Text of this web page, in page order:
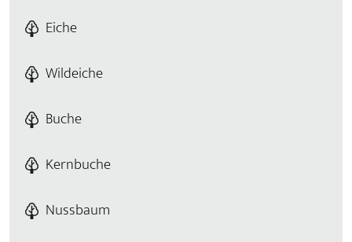
Eiche
Wildeiche
Buche
Kernbuche
Nussbaum